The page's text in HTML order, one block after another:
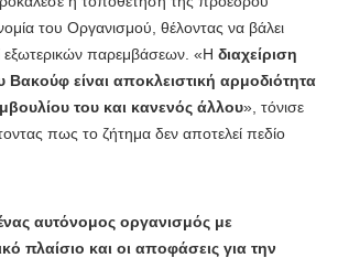
του Οργανισμού, θέλοντας να βάλει
εξωτερικών παρεμβάσεων. «Η διαχείριση
Βακούφ είναι αποκλειστική αρμοδιότητα
του και κανενός άλλου», τόνισε
πως το ζήτημα δεν αποτελεί πεδίο
αυτόνομος οργανισμός με
πλαίσιο και οι αποφάσεις για την